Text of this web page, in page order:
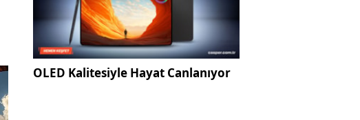
OLED Kalitesiyle Hayat Canlanıyor